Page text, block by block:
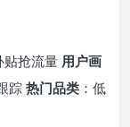
贴抢流量 用户画
踪 热门品类 ：低